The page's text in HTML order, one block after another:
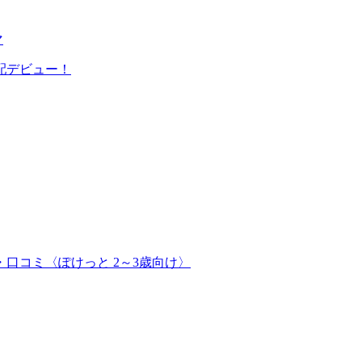
ビュー！
コミ〈ぽけっと 2～3歳向け〉